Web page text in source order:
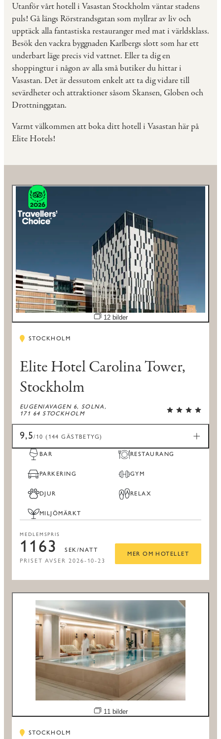
Utanför vårt hotell i Vasastan Stockholm väntar stadens
puls! Gå längs Rörstrandsgatan som myllrar av liv och
upptäck alla fantastiska restauranger med mat i världsklass.
Besök den vackra byggnaden Karlbergs slott som har ett
underbart läge precis vid vattnet. Eller ta dig en
shoppingtur i någon av alla små butiker du hittar i
Vasastan. Det är dessutom enkelt att ta dig vidare till
sevärdheter och attraktioner såsom Skansen, Globen och
Drottninggatan.
Varmt välkommen att boka ditt hotell i Vasastan här på
Elite Hotels!
Öppna bildspel
12 bilder
STOCKHOLM
Elite Hotel Carolina Tower,
Stockholm
EUGENIAVAGEN 6, SOLNA,
171 64 STOCKHOLM
9,5/10 (144 GÄSTBETYG)
BAR RESTAURANG
PARKERING GYM
DJUR RELAX
MILJÖMÄRKT
MEDLEMSPRIS
1163 SEK/NATT
PRISET AVSER 2026-10-23
MER OM HOTELLET
Öppna bildspel
11 bilder
STOCKHOLM